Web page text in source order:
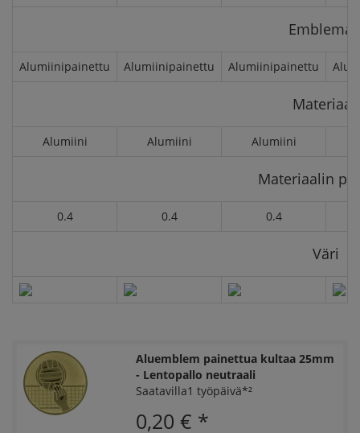
Alumiinipainettu Alumiinipainettu Alumiinipainettu
Materiaali
Alumiini Alumiini Alumiini
Materiaalin
0.4 0.4 0.4
Väri
Aluemblem painettua kultaa 25mm
- Lentopallo neutraali
Saatavilla1 työpäivä*²
0,20 € *